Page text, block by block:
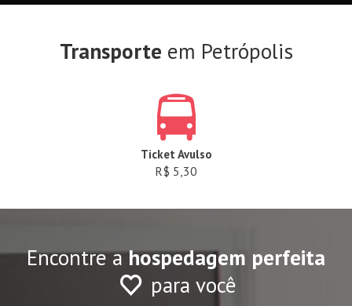
Transporte em Petrópolis
Ticket Avulso
R$ 5,30
Encontre ahospedagem perfeita
para você